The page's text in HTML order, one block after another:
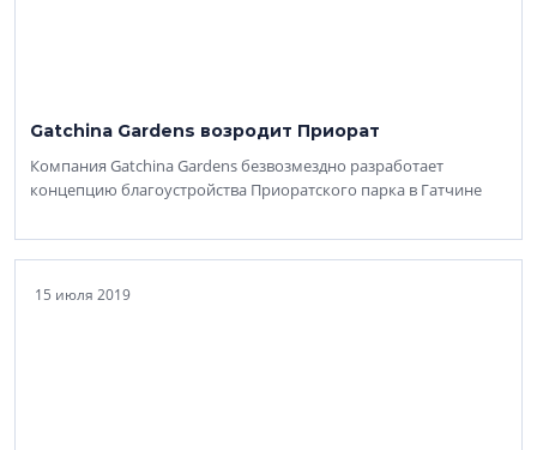
Gatchinа Gardens возродит Приорат
Компания Gatchina Gardens безвозмездно разработает
концепцию благоустройства Приоратского парка в Гатчине
15 июля 2019